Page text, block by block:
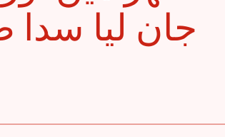
جان لیا سدا